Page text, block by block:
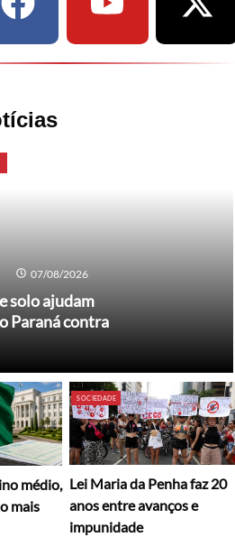
07/08/2026
solo ajudam
Paraná contra
médio,
mais
SOCIEDADE
Lei Maria da Penha faz 20
anos entre avanços e
impunidade